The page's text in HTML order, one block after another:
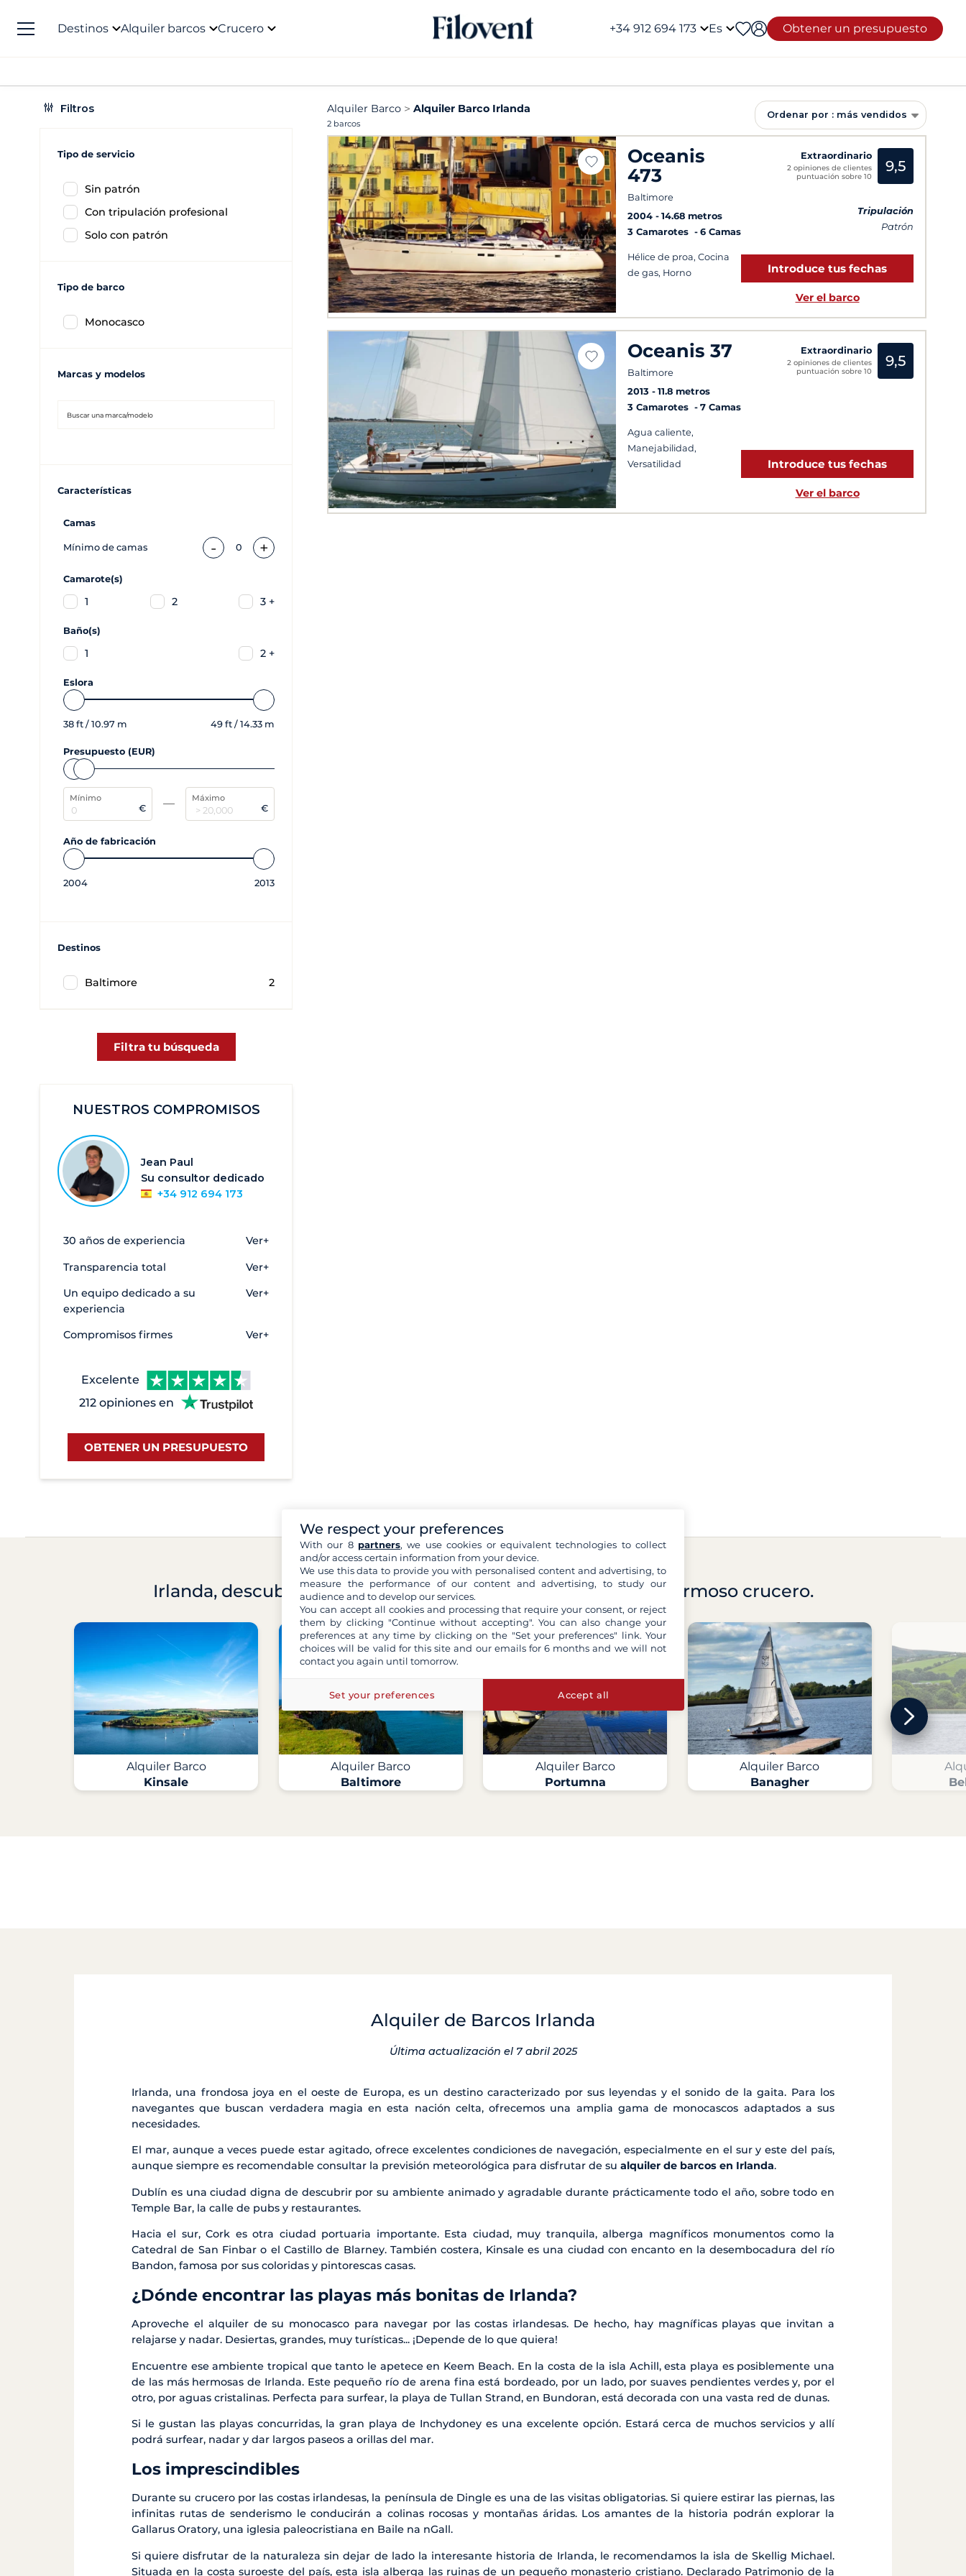
Destinos Alquiler barcos Crucero +34 912 694 173 Es Obtener un presupuesto
Filtros
Tipo de servicio
Sin patrón
Con tripulación profesional
Solo con patrón
Tipo de barco
Monocasco
Marcas y modelos
Características
Camas
Mínimo de camas - 0 +
Camarote(s)
1 2 3 +
Baño(s)
1 2 +
Eslora
38 ft / 10.97 m 49 ft / 14.33 m
Presupuesto (EUR)
Mínimo
€
Máximo
€
Año de fabricación
2004 2013
Destinos
Baltimore 2
Filtra tu búsqueda
NUESTROS COMPROMISOS
Jean Paul
Su consultor dedicado
+34 912 694 173
30 años de experiencia Ver+
Transparencia total Ver+
Un equipo dedicado a su
experiencia
Ver+
Compromisos firmes Ver+
Excelente
212 opiniones en
OBTENER UN PRESUPUESTO
Alquiler Barco Alquiler Barco Irlanda
2 barcos
Ordenar por : más vendidos
Oceanis
473
Baltimore
2004
14.68 metros
3 Camarotes
6 Camas
Hélice de proa, Cocina
de gas, Horno
Extraordinario
2 opiniones de clientes
puntuación sobre 10
9,5
Tripulación
Patrón
Introduce tus fechas
Ver el barco
Oceanis 37
Baltimore
2013
11.8 metros
3 Camarotes
7 Camas
Agua caliente,
Manejabilidad,
Versatilidad
Extraordinario
2 opiniones de clientes
puntuación sobre 10
9,5
Introduce tus fechas
Ver el barco
Irlanda, descubre los principales puertos de salida para un hermoso crucero.
Alquiler Barco
Kinsale
Alquiler Barco
Baltimore
Alquiler Barco
Portumna
Alquiler Barco
Banagher
Alquiler de Barcos Irlanda
Última actualización el 7 abril 2025
Irlanda, una frondosa joya en el oeste de Europa, es un destino caracterizado por sus leyendas y el sonido de la gaita. Para los
navegantes que buscan verdadera magia en esta nación celta, ofrecemos una amplia gama de monocascos adaptados a sus
necesidades.
El mar, aunque a veces puede estar agitado, ofrece excelentes condiciones de navegación, especialmente en el sur y este del país,
aunque siempre es recomendable consultar la previsión meteorológica para disfrutar de su alquiler de barcos en Irlanda.
Dublín es una ciudad digna de descubrir por su ambiente animado y agradable durante prácticamente todo el año, sobre todo en
Temple Bar, la calle de pubs y restaurantes.
Hacia el sur, Cork es otra ciudad portuaria importante. Esta ciudad, muy tranquila, alberga magníficos monumentos como la
Catedral de San Finbar o el Castillo de Blarney. También costera, Kinsale es una ciudad con encanto en la desembocadura del río
Bandon, famosa por sus coloridas y pintorescas casas.
¿Dónde encontrar las playas más bonitas de Irlanda?
Aproveche el alquiler de su monocasco para navegar por las costas irlandesas. De hecho, hay magníficas playas que invitan a
relajarse y nadar. Desiertas, grandes, muy turísticas... ¡Depende de lo que quiera!
Encuentre ese ambiente tropical que tanto le apetece en Keem Beach. En la costa de la isla Achill, esta playa es posiblemente una
de las más hermosas de Irlanda. Este pequeño río de arena fina está bordeado, por un lado, por suaves pendientes verdes y, por el
otro, por aguas cristalinas. Perfecta para surfear, la playa de Tullan Strand, en Bundoran, está decorada con una vasta red de dunas.
Si le gustan las playas concurridas, la gran playa de Inchydoney es una excelente opción. Estará cerca de muchos servicios y allí
podrá surfear, nadar y dar largos paseos a orillas del mar.
Los imprescindibles
Durante su crucero por las costas irlandesas, la península de Dingle es una de las visitas obligatorias. Si quiere estirar las piernas, las
infinitas rutas de senderismo le conducirán a colinas rocosas y montañas áridas. Los amantes de la historia podrán explorar la
Gallarus Oratory, una iglesia paleocristiana en Baile na nGall.
Si quiere disfrutar de la naturaleza sin dejar de lado la interesante historia de Irlanda, le recomendamos la isla de Skellig Michael.
Situada en la costa suroeste del país, esta isla alberga las ruinas de un pequeño monasterio cristiano. Declarado Patrimonio de la
We respect your preferences
With our 8 partners, we use cookies or equivalent technologies to collect
and/or access certain information from your device.
We use this data to provide you with personalised content and advertising, to
measure the performance of our content and advertising, to study our
audience and to develop our services.
You can accept all cookies and processing that require your consent, or reject
them by clicking "Continue without accepting". You can also change your
preferences at any time by clicking on the "Set your preferences" link. Your
choices will be valid for this site and our emails for 6 months and we will not
contact you again until tomorrow.
Set your preferences Accept all